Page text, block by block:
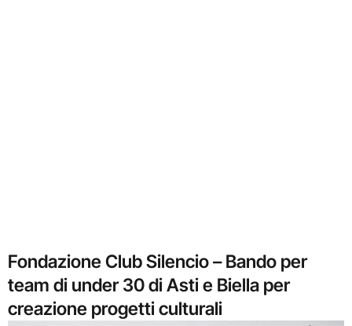
Fondazione Club Silencio – Bando per
team di under 30 di Asti e Biella per
creazione progetti culturali